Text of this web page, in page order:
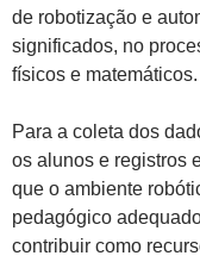
de robotização e
significados, no
físicos e matemáticos.
Para a coleta dos
os alunos e registros
que o ambiente
pedagógico
contribuir como